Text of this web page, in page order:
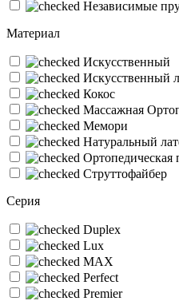
Независимые
Материал
Искусственный
Искусственный
Кокос
Массажная
Мемори
Натуральный
Ортопедическая
Струттофайбер
Серия
Duplex
Lux
MAX
Perfect
Premier